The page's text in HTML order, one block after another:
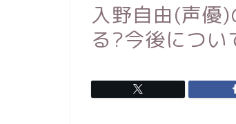
入野自由(声優
る?今後につい